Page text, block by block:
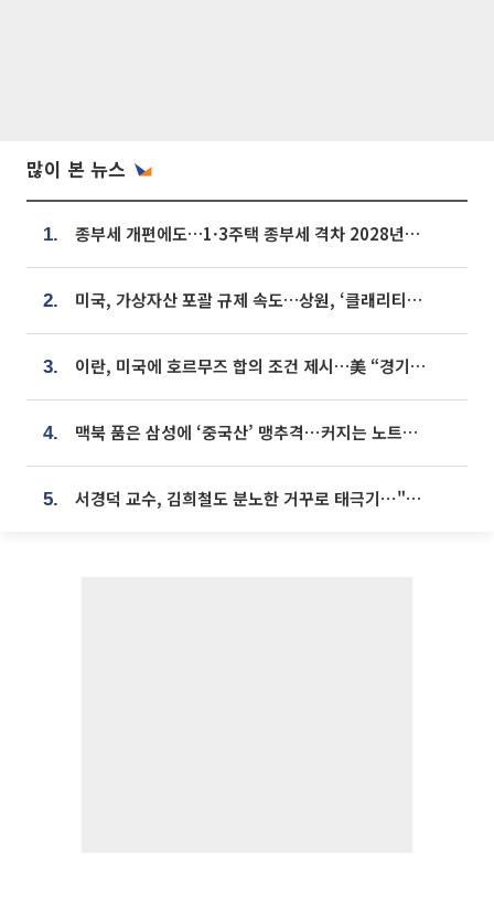
많이 본 뉴스
1. 종부세 개편에도…1·3주택 종부세 격차 2028년부터 확대
2. 미국, 가상자산 포괄 규제 속도…상원, ‘클래리티법’ 9월 절차투표 추진
3. 이란, 미국에 호르무즈 합의 조건 제시…美 “경기 아직 안 끝나” [종합]
4. 맥북 품은 삼성에 ‘중국산’ 맹추격⋯커지는 노트북 OLED 시장
5. 서경덕 교수, 김희철도 분노한 거꾸로 태극기⋯"엉터리는 아냐, 아쉬울 뿐"